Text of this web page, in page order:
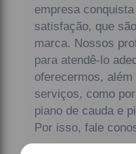
empresa
satisfação, que
marca. Nossos
para atendê-lo
oferecermos,
serviços, como
piano de cauda e
Por isso, fale